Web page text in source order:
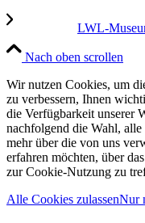
LWL-
Nach oben scrollen
Wir nutzen Cookies, um
zu verbessern, Ihnen
die Verfügbarkeit unserer
nachfolgend die Wahl,
mehr über die von uns
erfahren möchten, über
zur Cookie-Nutzung zu
Alle Cookies zulassenNur